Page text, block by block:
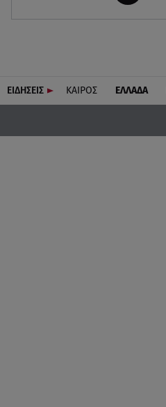
ΕΙΔΗΣΕΙΣ ΚΑΙΡΟΣ ΕΛΛΑΔΑ